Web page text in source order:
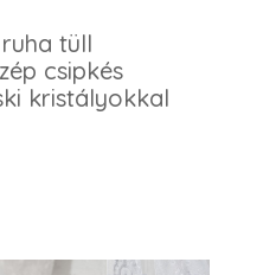
tüll
csipkés
kristályokkal